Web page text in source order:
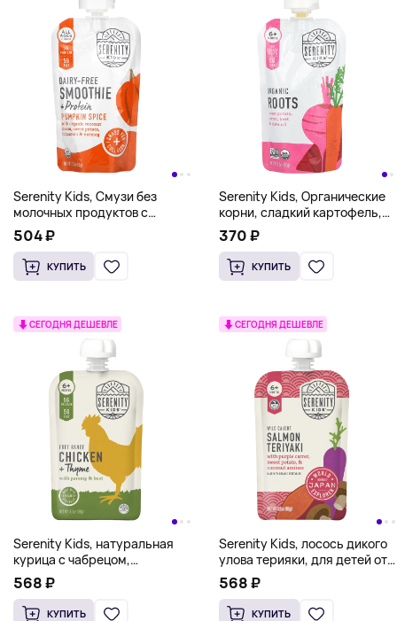
Serenity Kids, Смузи без
молочных продуктов с
белком, для детей от 6
месяцев, тыквенные специи,
99 г (3,5 унции)
504 ₽
КУПИТЬ
Serenity Kids, Органические
корни, сладкий картофель,
морковь, свекла и оливковое
масло, от 6 месяцев, 3,5
унции (99 г)
370 ₽
КУПИТЬ
СЕГОДНЯ ДЕШЕВЛЕ
Serenity Kids, натуральная
курица с чабрецом,
пастернаком и свеклой, для
детей от 6 месяцев, 99 г (3,5
унции)
568 ₽
КУПИТЬ
СЕГОДНЯ ДЕШЕВЛЕ
Serenity Kids, лосось дикого
улова терияки, для детей от
6 месяцев, 99 г (3,5 унции)
568 ₽
КУПИТЬ